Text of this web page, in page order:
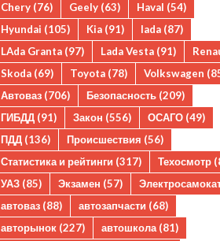
Chery (76) Geely (63) Haval (54)
Hyundai (105) Kia (91) lada (87)
LAda Granta (97) Lada Vesta (91)
Skoda (69) Toyota (78) Volkswagen
Автоваз (706) Безопасность (209)
ГИБДД (91) Закон (556) ОСАГО (49)
ПДД (136) Происшествия (56)
Статистика и рейтинги (317) Техосмотр
УАЗ (85) Экзамен (57)
автоваз (88) автозапчасти (68)
авторынок (227) автошкола (81)